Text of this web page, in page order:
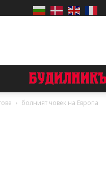
болният човек на Европа